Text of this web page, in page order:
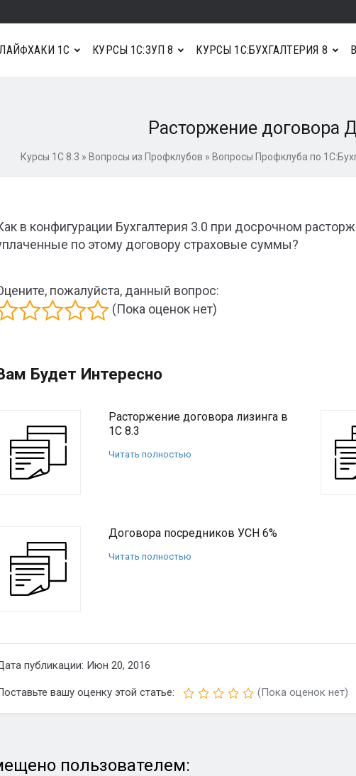
ЛАЙФХАКИ 1С КУРСЫ 1С:ЗУП 8 КУРСЫ 1С:БУХГАЛТЕРИЯ 8
Расторжение договора
Курсы 1С 8.3 » Вопросы из Профклубов » Вопросы Профклуба по
в конфигурации Бухгалтерия 3.0 при досрочном
по этому договору страховые суммы?
пожалуйста, данный вопрос:
(Пока оценок нет)
Будет Интересно
Расторжение договора лизинга в
1С 8.3
Читать полностью
Договора посредников УСН 6%
Читать полностью
публикации: Июн 20, 2016
вашу оценку этой статье: (Пока оценок нет)
пользователем: